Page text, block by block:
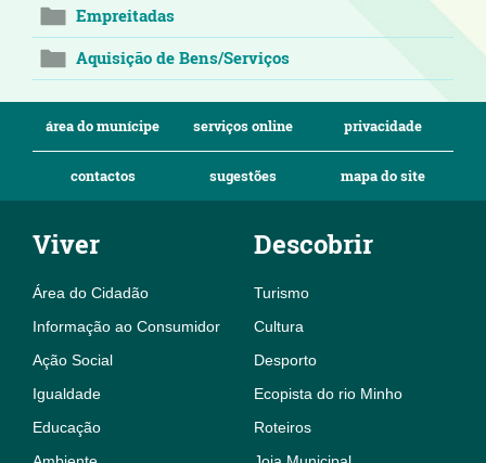
Empreitadas
Aquisição de Bens/Serviços
área do munícipe serviços online privacidade
contactos sugestões mapa do site
Viver
Área do Cidadão
Informação ao Consumidor
Ação Social
Igualdade
Educação
Descobrir
Turismo
Cultura
Desporto
Ecopista do rio Minho
Roteiros